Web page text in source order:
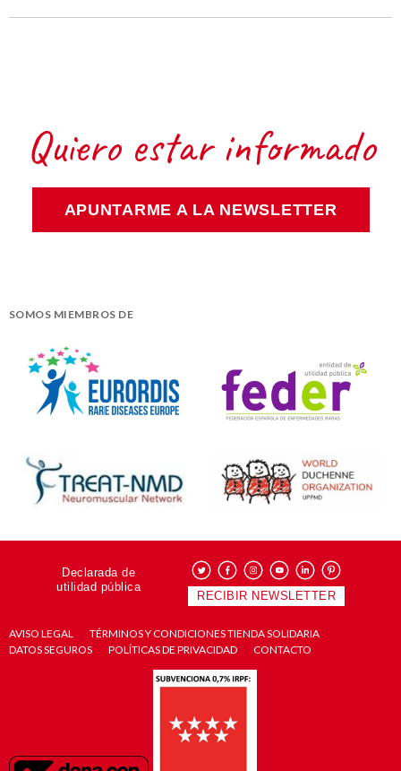
Quiero estar informado
APUNTARME A LA NEWSLETTER
SOMOS MIEMBROS DE
Declarada de
utilidad pública
RECIBIR NEWSLETTER
AVISO LEGAL
TÉRMINOS Y CONDICIONES TIENDA SOLIDARIA
DATOS SEGUROS
POLÍTICAS DE PRIVACIDAD CONTACTO